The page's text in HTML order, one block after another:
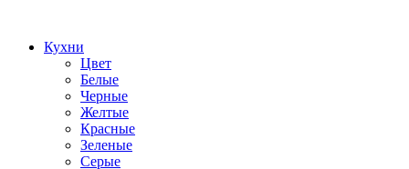
Кухни
Цвет
Белые
Черные
Желтые
Красные
Зеленые
Серые